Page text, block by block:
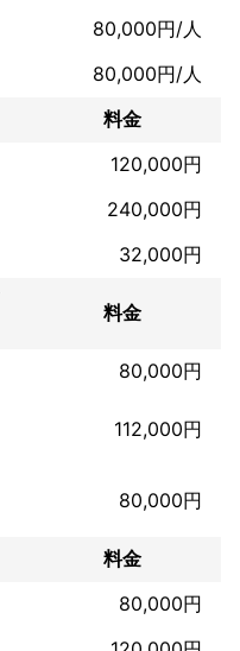
80,000円/人
80,000円/人
料金
120,000円
240,000円
32,000円
料金
80,000円
112,000円
80,000円
料金
80,000円